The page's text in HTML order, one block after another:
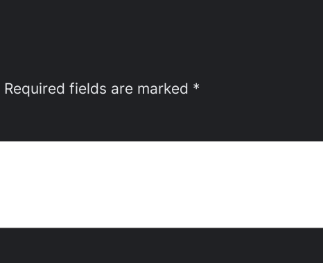
Required fields are marked *